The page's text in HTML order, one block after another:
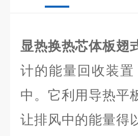
显热换热芯体板翅
计的能量回收装
中。它利用导热平
让排风中的能量得